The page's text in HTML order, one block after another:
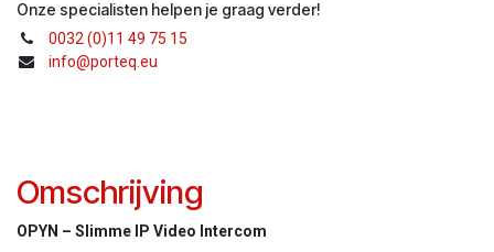
Onze specialisten helpen je graag verder!
0032 (0)11 49 75 15
info@porteq.eu
Omschrijving
OPYN – Slimme IP Video Intercom